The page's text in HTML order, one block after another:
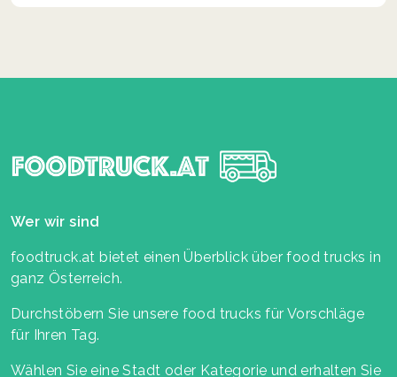
Wer wir sind
foodtruck.at bietet einen Überblick über food trucks in
ganz Österreich.
Durchstöbern Sie unsere food trucks für Vorschläge
für Ihren Tag.
Wählen Sie eine Stadt oder Kategorie und erhalten Sie